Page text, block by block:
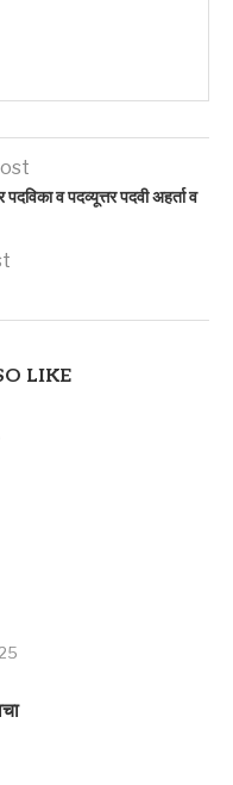
व पदव्यूत्तर पदवी अहर्ता व
LIKE